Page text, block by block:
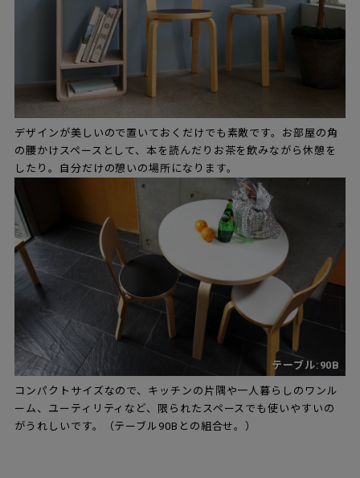
デザインが美しいので置いておくだけでも素敵です。お部屋の角
の腰かけスペースとして、本を読んだりお茶を飲みながら休憩を
したり。自分だけの憩いの場所になります。
テーブル:90B
コンパクトサイズなので、キッチンの片隅や一人暮らしのワンル
ーム、ユーティリティなど、限られたスペースでも使いやすいの
がうれしいです。（テーブル90Bとの組合せ。）